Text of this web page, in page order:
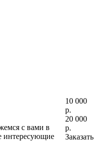
с вами в
интересующие
10 000
р.
20 000
р.
Заказать